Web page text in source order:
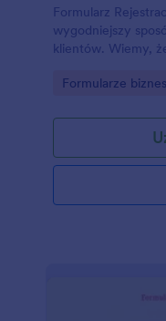
Formularz
wygodniejszy
klientów. Wiemy,
pozwala
danych, informacji
Go to Category:
Formularze